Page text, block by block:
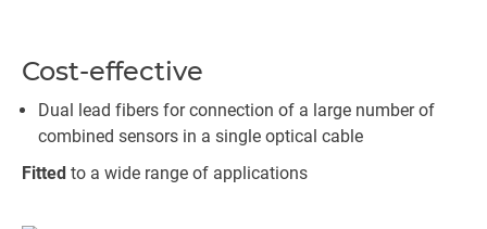
Cost-effective
Dual lead fibers for connection of a large number of
combined sensors in a single optical cable
Fitted to a wide range of applications